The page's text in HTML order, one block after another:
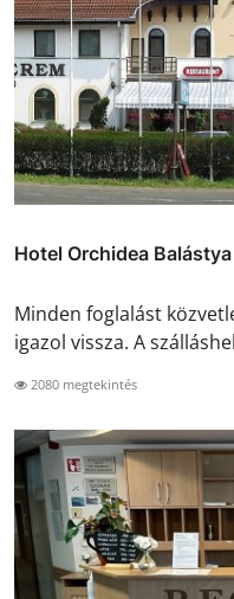
Hotel Orchidea Balástya
Minden foglalást
igazol vissza. A
2080 megtekintés